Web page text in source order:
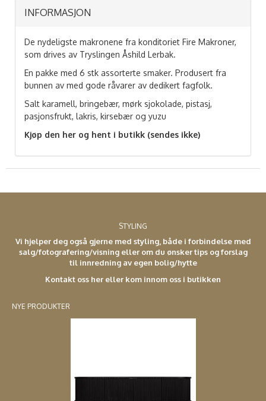
INFORMASJON
De nydeligste makronene fra konditoriet Fire Makroner,
som drives av Tryslingen Åshild Lerbak.
En pakke med 6 stk assorterte smaker. Produsert fra
bunnen av med gode råvarer av dedikert fagfolk.
Salt karamell, bringebær, mørk sjokolade, pistasj,
pasjonsfrukt, lakris, kirsebær og yuzu
Kjøp den her og hent i butikk (sendes ikke)
STYLING
Vi hjelper deg også gjerne med styling, både i forbindelse med
salg/fotografering/visning eller om du ønsker tips og forslag
til innredning av egen bolig/hytte
Kontakt oss her eller kom innom oss i butikken
NYE PRODUKTER